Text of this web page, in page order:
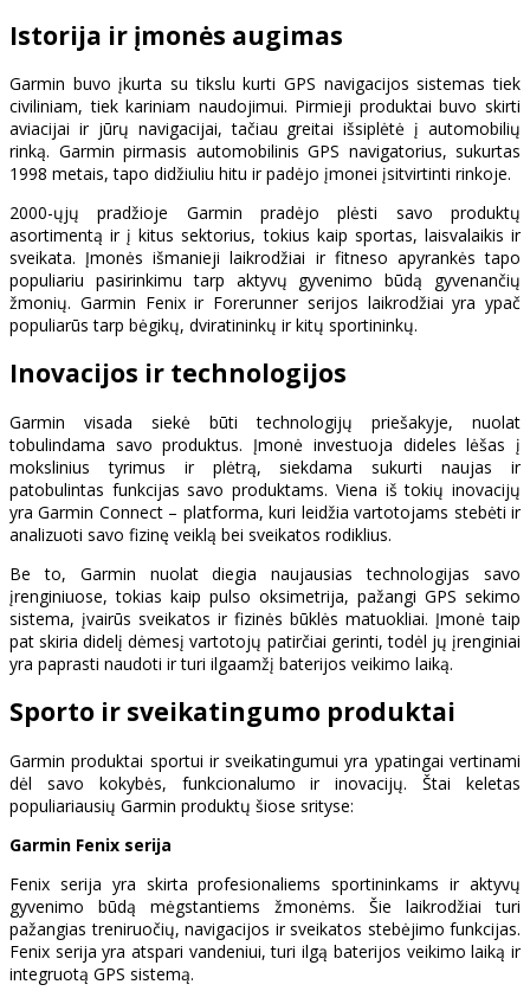
Istorija ir įmonės augimas
Garmin buvo įkurta su tikslu kurti GPS navigacijos sistemas tiek
civiliniam, tiek kariniam naudojimui. Pirmieji produktai buvo skirti
aviacijai ir jūrų navigacijai, tačiau greitai išsiplėtė į automobilių
rinką. Garmin pirmasis automobilinis GPS navigatorius, sukurtas
1998 metais, tapo didžiuliu hitu ir padėjo įmonei įsitvirtinti rinkoje.
2000-ųjų pradžioje Garmin pradėjo plėsti savo produktų
asortimentą ir į kitus sektorius, tokius kaip sportas, laisvalaikis ir
sveikata. Įmonės išmanieji laikrodžiai ir fitneso apyrankės tapo
populiariu pasirinkimu tarp aktyvų gyvenimo būdą gyvenančių
žmonių. Garmin Fenix ir Forerunner serijos laikrodžiai yra ypač
populiarūs tarp bėgikų, dviratininkų ir kitų sportininkų.
Inovacijos ir technologijos
Garmin visada siekė būti technologijų priešakyje, nuolat
tobulindama savo produktus. Įmonė investuoja dideles lėšas į
mokslinius tyrimus ir plėtrą, siekdama sukurti naujas ir
patobulintas funkcijas savo produktams. Viena iš tokių inovacijų
yra Garmin Connect – platforma, kuri leidžia vartotojams stebėti ir
analizuoti savo fizinę veiklą bei sveikatos rodiklius.
Be to, Garmin nuolat diegia naujausias technologijas savo
įrenginiuose, tokias kaip pulso oksimetrija, pažangi GPS sekimo
sistema, įvairūs sveikatos ir fizinės būklės matuokliai. Įmonė taip
pat skiria didelį dėmesį vartotojų patirčiai gerinti, todėl jų įrenginiai
yra paprasti naudoti ir turi ilgaamžį baterijos veikimo laiką.
Sporto ir sveikatingumo produktai
Garmin produktai sportui ir sveikatingumui yra ypatingai vertinami
dėl savo kokybės, funkcionalumo ir inovacijų. Štai keletas
populiariausių Garmin produktų šiose srityse:
Garmin Fenix serija
Fenix serija yra skirta profesionaliems sportininkams ir aktyvų
gyvenimo būdą mėgstantiems žmonėms. Šie laikrodžiai turi
pažangias treniruočių, navigacijos ir sveikatos stebėjimo funkcijas.
Fenix serija yra atspari vandeniui, turi ilgą baterijos veikimo laiką ir
integruotą GPS sistemą.